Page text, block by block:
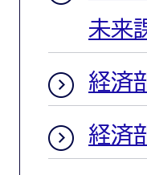
未来
経済
経済